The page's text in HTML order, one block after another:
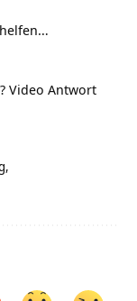
Video Antwort